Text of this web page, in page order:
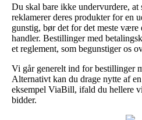
Du skal bare ikke undervurdere, at
reklamerer deres produkter for en
gunstig, bør det for det meste være
handler. Bestillinger med
et reglement, som begunstiger os
Vi går generelt ind for bestillinger
Alternativt kan du drage nytte af
eksempel ViaBill, ifald du hellere
bidder.